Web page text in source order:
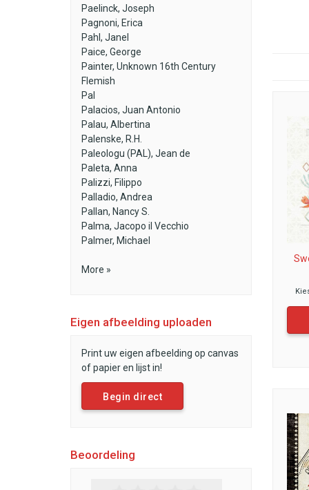
Paelinck, Joseph
Pagnoni, Erica
Pahl, Janel
Paice, George
Painter, Unknown 16th Century
Flemish
Pal
Palacios, Juan Antonio
Palau, Albertina
Palenske, R.H.
Paleologu (PAL), Jean de
Paleta, Anna
Palizzi, Filippo
Palladio, Andrea
Pallan, Nancy S.
Palma, Jacopo il Vecchio
Palmer, Michael
More »
Eigen afbeelding uploaden
Print uw eigen afbeelding op canvas
of papier en lijst in!
Begin direct
Beoordeling